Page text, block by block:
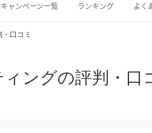
キャンペーン一覧 ランキング よく
口コミ
ングの評判・口